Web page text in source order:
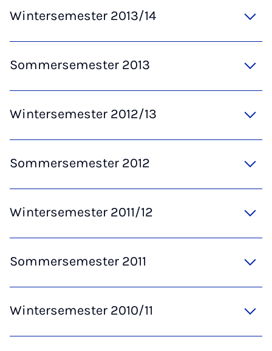
Wintersemester 2013/14
Sommersemester 2013
Wintersemester 2012/13
Sommersemester 2012
Wintersemester 2011/12
Sommersemester 2011
Wintersemester 2010/11